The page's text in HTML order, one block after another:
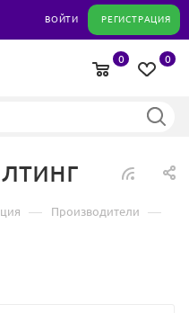
ВОЙТИ РЕГИСТРАЦИЯ
0
0
— Производители —